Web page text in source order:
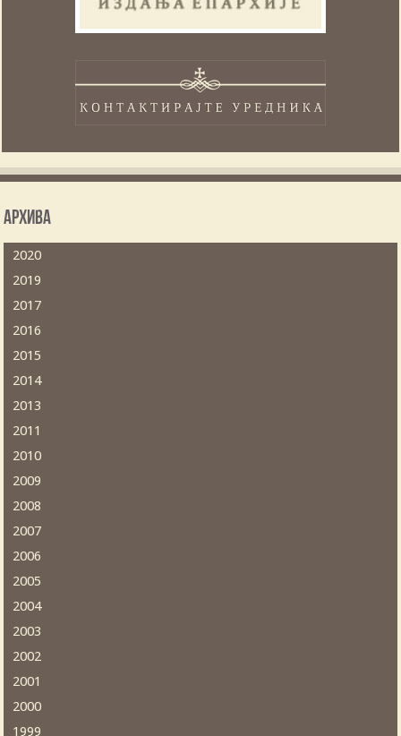
Архива
2020
2019
2017
2016
2015
2014
2013
2011
2010
2009
2008
2007
2006
2005
2004
2003
2002
2001
2000
1999